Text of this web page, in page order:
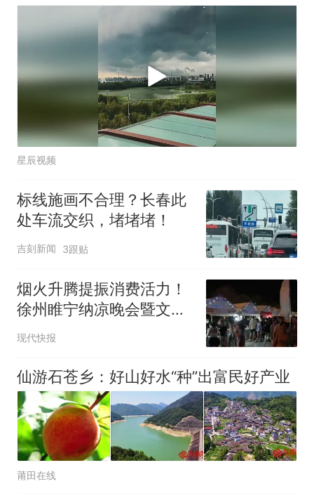
星辰视频
标线施画不合理？长春此
处车流交织，堵堵堵！
吉刻新闻 3跟贴
烟火升腾提振消费活力！
徐州睢宁纳凉晚会暨文旅
促消费市集火热开启
现代快报
仙游石苍乡：好山好水“种”出富民好产业
莆田在线